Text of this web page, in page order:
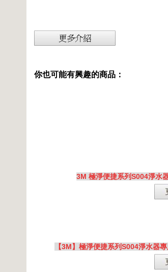
你也可能有興趣的商品：
3M 極淨便捷系列S004淨水
【3M】極淨便捷系列S004淨水器